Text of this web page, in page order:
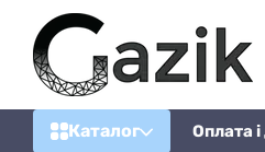
Перейти до основного контенту
Каталог Оплата